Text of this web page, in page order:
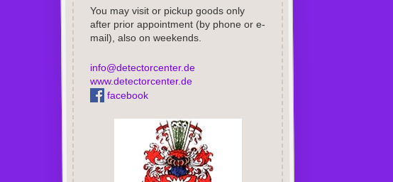
You may visit or pickup goods only
after prior appointment (by phone or e-
mail), also on weekends.
info@detectorcenter.de
www.detectorcenter.de
facebook